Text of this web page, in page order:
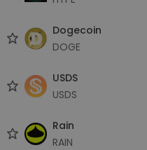
Dogecoin
DOGE
USDS
USDS
Rain
RAIN